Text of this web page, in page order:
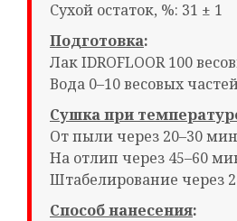
Сухой остаток, %: 31 ± 1
Подготовка:
Лак IDROFLOOR 100
Вода 0–10 весовых
Сушка при
От пыли через 20–30
На отлип через 45–60
Штабелирование через
Способ нанесения: